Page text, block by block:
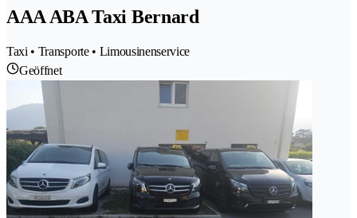
AAA ABA Taxi Bernard
Taxi • Transporte • Limousinenservice
Geöffnet